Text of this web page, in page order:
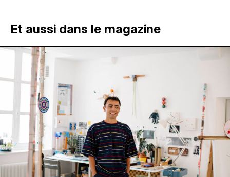
ATELIERS OUVERTS
PROGRAMMATION
MAGAZINE
ESPACES DE PRATIQUE ARTISTIQUE ↓
Recherche
Connexion
Et aussi dans le magazine